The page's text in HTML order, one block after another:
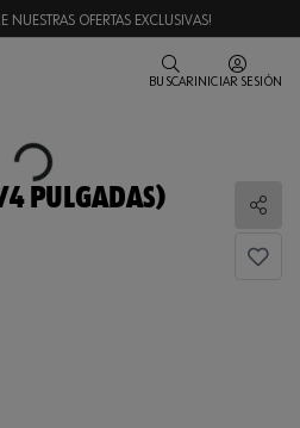
NUESTRAS OFERTAS EXCLUSIVAS!
BUSCAR INICIAR SESIÓN
Loading...
PULGADAS)